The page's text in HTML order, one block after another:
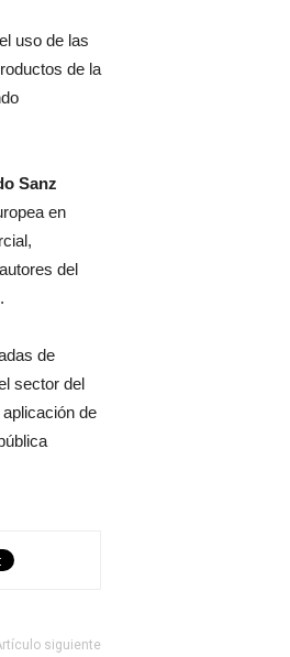
uso de las
de la
Sanz
en
del
de
sector del
de
siguiente